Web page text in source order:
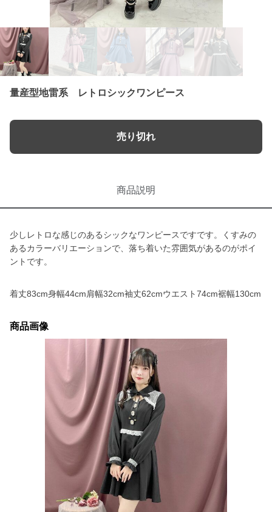
量産型地雷系 レトロシックワンピース
売り切れ
商品説明
少しレトロな感じのあるシックなワンピースですです。くすみの
あるカラーバリエーションで、落ち着いた雰囲気があるのがポイ
ントです。
着丈83cm身幅44cm肩幅32cm袖丈62cmウエスト74cm裾幅130cm
商品画像